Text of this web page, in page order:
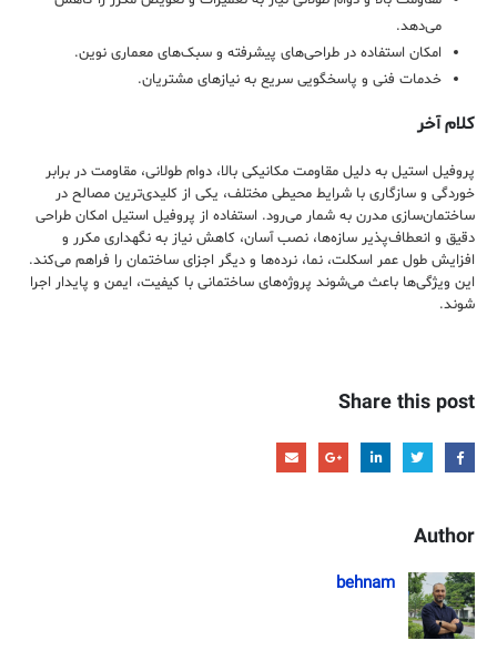
می‌دهد.
امکان استفاده در طراحی‌های پیشرفته و سبک‌های معماری نوین.
خدمات فنی و پاسخگویی سریع به نیازهای مشتریان.
کلام آخر
پروفیل استیل به دلیل مقاومت مکانیکی بالا، دوام طولانی، مقاومت در برابر
خوردگی و سازگاری با شرایط محیطی مختلف، یکی از کلیدی‌ترین مصالح در
ساختمان‌سازی مدرن به شمار می‌رود. استفاده از پروفیل استیل امکان طراحی
دقیق و انعطاف‌پذیر سازه‌ها، نصب آسان، کاهش نیاز به نگهداری مکرر و
افزایش طول عمر اسکلت، نما، نرده‌ها و دیگر اجزای ساختمان را فراهم می‌کند.
این ویژگی‌ها باعث می‌شوند پروژه‌های ساختمانی با کیفیت، ایمن و پایدار اجرا
شوند.
Share this post
Author
behnam